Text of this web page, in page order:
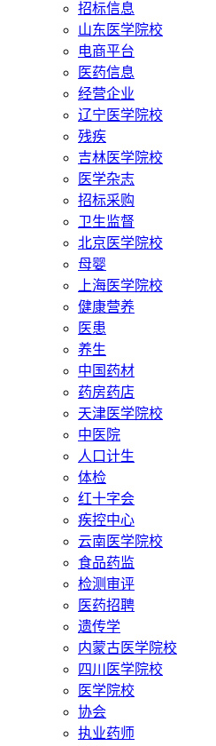
招标信息
山东医学院校
电商平台
医药信息
经营企业
辽宁医学院校
残疾
吉林医学院校
医学杂志
招标采购
卫生监督
北京医学院校
母婴
上海医学院校
健康营养
医患
养生
中国药材
药房药店
天津医学院校
中医院
人口计生
体检
红十字会
疾控中心
云南医学院校
食品药监
检测审评
医药招聘
遗传学
内蒙古医学院校
四川医学院校
医学院校
协会
执业药师